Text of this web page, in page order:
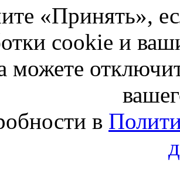
«Принять»,
cookie и
можете
в